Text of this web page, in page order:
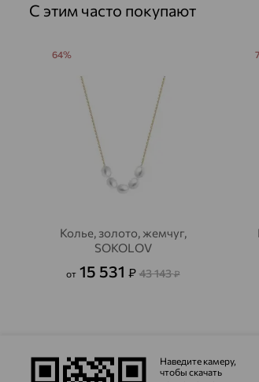
С этим часто покупают
Колье, золото, жемчуг,
SOKOLOV
от 15 531 ₽ 43 143₽
64%
Наведите камеру,
чтобы скачать